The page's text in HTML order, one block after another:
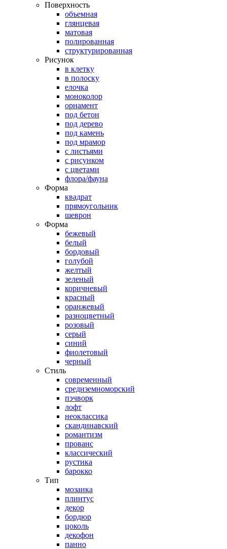
Поверхность
объемная
глянцевая
матовая
полированная
структурированная
Рисунок
в клетку
в полоску
елочка
моноколор
орнамент
под бетон
под дерево
под камень
под мрамор
с листьями
с рисунком
с цветами
флора/фауна
Форма
квадрат
прямоугольник
шеврон
Форма
бежевый
белый
бордовый
голубой
желтый
зеленый
коричневый
красный
оранжевый
разноцветный
розовый
серый
синий
фиолетовый
черный
Стиль
современный
средиземноморский
пэчворк
лофт
неоклассика
скандинавский
романтизм
прованс
классический
рустика
барокко
Тип
мозаика
плинтус
декор
бордюр
цоколь
декофон
панно